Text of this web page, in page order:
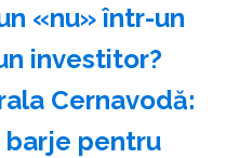
«nu» într-un
investitor?
Cernavodă:
barje pentru